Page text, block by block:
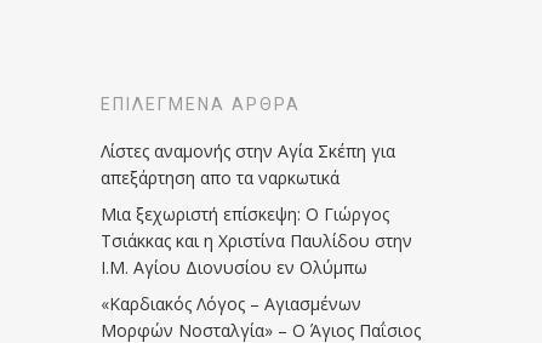
ΕΠΙΛΕΓΜΈΝΑ ΆΡΘΡΑ
Λίστες αναμονής στην Αγία Σκέπη για
απεξάρτηση απο τα ναρκωτικά
Μια ξεχωριστή επίσκεψη: Ο Γιώργος
Τσιάκκας και η Χριστίνα Παυλίδου στην
Ι.Μ. Αγίου Διονυσίου εν Ολύμπω
«Καρδιακός Λόγος – Αγιασμένων
Μορφών Νοσταλγία» – Ο Άγιος Παΐσιος